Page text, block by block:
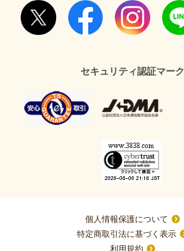
セキュリティ認証マーク
個人情報保護について
特定商取引法に基づく表示
利用規約